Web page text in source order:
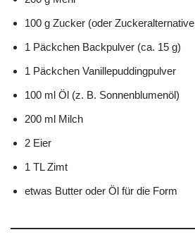
100 g Zucker (oder
1 Päckchen Backpulver (ca. 15 g)
1 Päckchen Vanillepuddingpulver
100 ml Öl (z. B. Sonnenblumenöl)
200 ml Milch
2 Eier
1 TL Zimt
etwas Butter oder Öl für die Form